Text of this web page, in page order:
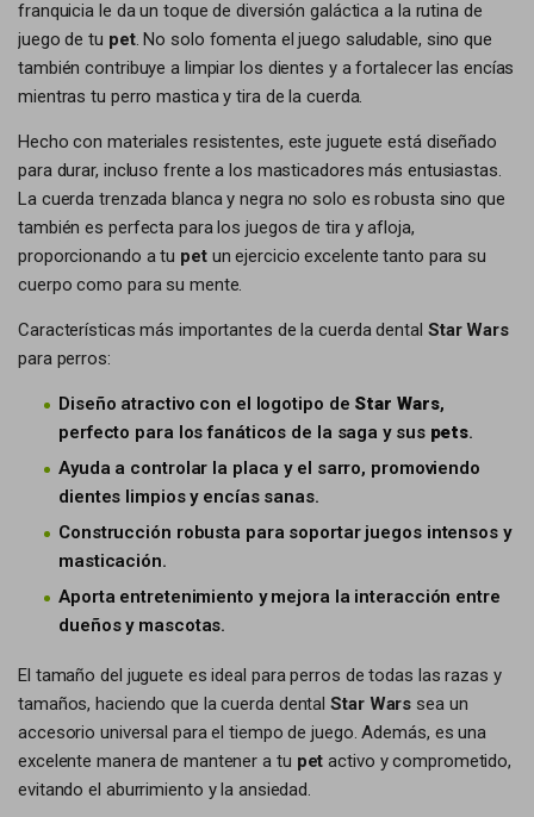
franquicia le da un toque de diversión galáctica a la rutina de
juego de tu pet. No solo fomenta el juego saludable, sino que
también contribuye a limpiar los dientes y a fortalecer las encías
mientras tu perro mastica y tira de la cuerda.
Hecho con materiales resistentes, este juguete está diseñado
para durar, incluso frente a los masticadores más entusiastas.
La cuerda trenzada blanca y negra no solo es robusta sino que
también es perfecta para los juegos de tira y afloja,
proporcionando a tu petun ejercicio excelente tanto para su
cuerpo como para su mente.
Características más importantes de la cuerda dental Star Wars
para perros:
Diseño atractivo con el logotipo de Star Wars,
perfecto para los fanáticos de la saga y sus pets.
Ayuda a controlar la placa y el sarro, promoviendo
dientes limpios y encías sanas.
Construcción robusta para soportar juegos intensos y
masticación.
Aporta entretenimiento y mejora la interacción entre
dueños y mascotas.
El tamaño del juguete es ideal para perros de todas las razas y
tamaños, haciendo que la cuerda dentalStar Wars sea un
accesorio universal para el tiempo de juego. Además, es una
excelente manera de mantener a tu pet activo y comprometido,
evitando el aburrimiento y la ansiedad.